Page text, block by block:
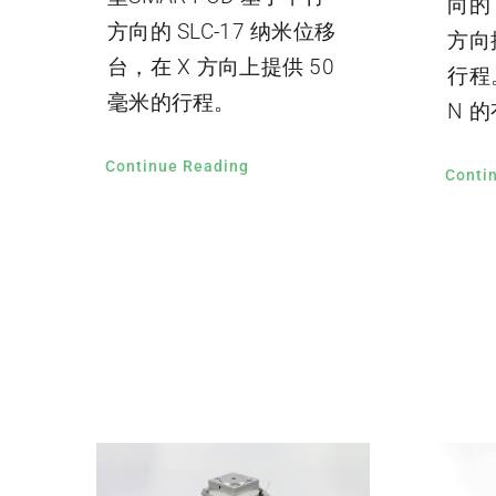
方向的 SLC-17 纳米位移
台，在 X 方向上提供 50
毫米的行程。
Continue Reading
方向
行程
N